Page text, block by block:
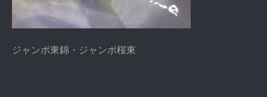
ジャンボ東錦・ジャンボ桜東